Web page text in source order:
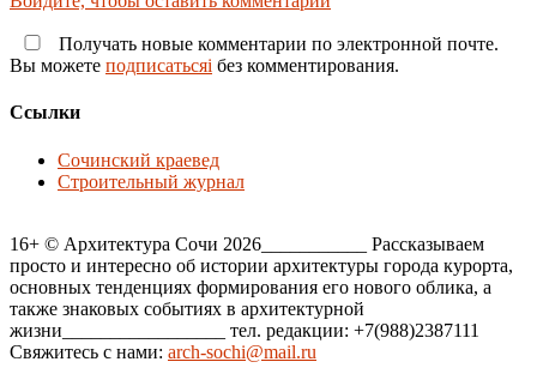
Получать новые комментарии по электронной почте.
Вы можете подписатьсяi без комментирования.
Ссылки
Сочинский краевед
Строительный журнал
16+ © Архитектура Сочи 2026___________ Рассказываем
просто и интересно об истории архитектуры города курорта,
основных тенденциях формирования его нового облика, а
также знаковых событиях в архитектурной
жизни_________________ тел. редакции: +7(988)2387111
Свяжитесь с нами: arch-sochi@mail.ru